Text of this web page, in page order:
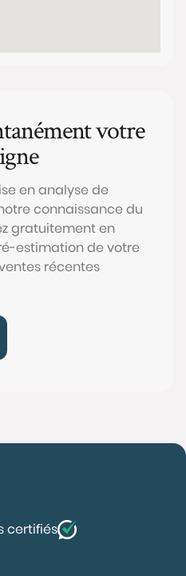
votre
en analyse de
connaissance du
gratuitement en
estimation de votre
récentes
certifiés